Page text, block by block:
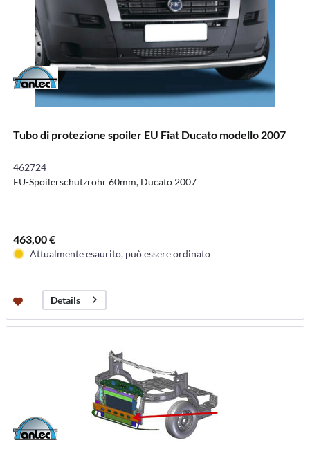
Tubo di protezione spoiler EU Fiat Ducato modello 2007
462724
EU-Spoilerschutzrohr 60mm, Ducato 2007
463,00 €
Attualmente esaurito, può essere ordinato
Details